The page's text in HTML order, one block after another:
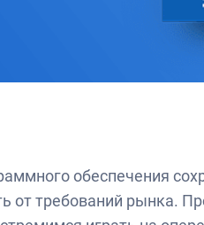
обеспечения
от требований рынка.